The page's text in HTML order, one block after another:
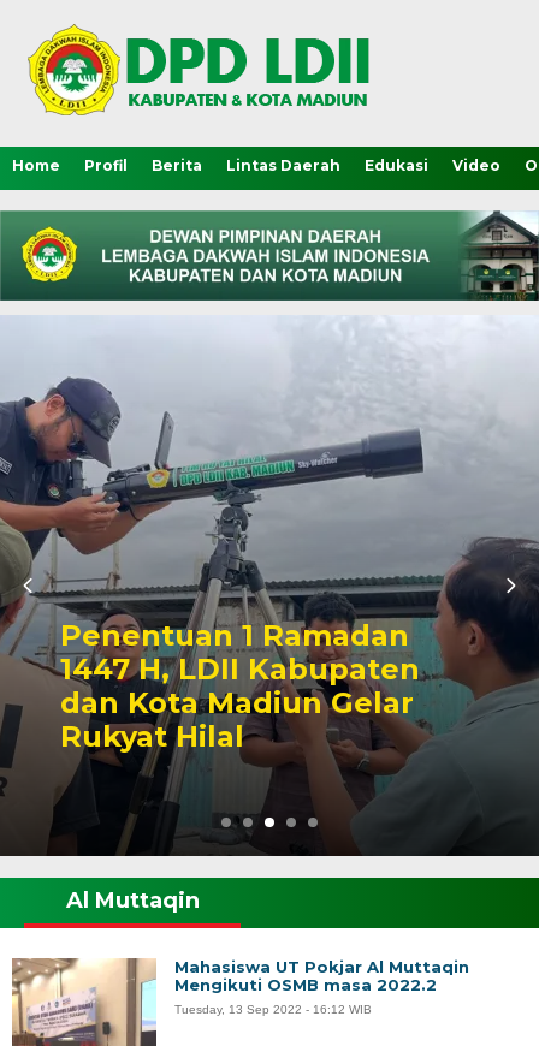
Home Profil Berita Lintas Daerah Edukasi Video
Penentuan 1 Ramadan
1447 H, LDII Kabupaten
dan Kota Madiun Gelar
Rukyat Hilal
Al Muttaqin
Mahasiswa UT Pokjar Al Muttaqin
Mengikuti OSMB masa 2022.2
Tuesday, 13 Sep 2022 - 16:12 WIB